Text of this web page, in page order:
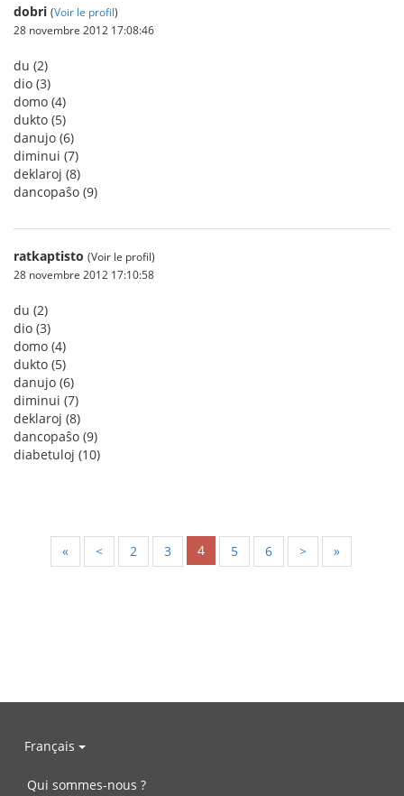
dobri (Voir le profil)
28 novembre 2012 17:08:46
du (2)
dio (3)
domo (4)
dukto (5)
danujo (6)
diminui (7)
deklaroj (8)
dancopaŝo (9)
ratkaptisto (Voir le profil)
28 novembre 2012 17:10:58
du (2)
dio (3)
domo (4)
dukto (5)
danujo (6)
diminui (7)
deklaroj (8)
dancopaŝo (9)
diabetuloj (10)
« < 2 3 4 5 6 > »
Français
Qui sommes-nous ?